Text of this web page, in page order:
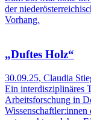
der
Vorhang.
„Duftes Holz“
30.09.25, Claudia
Ein interdisziplinäres
Arbeitsforschung in